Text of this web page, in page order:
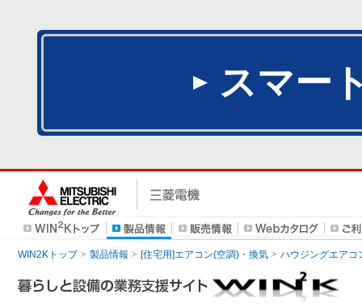
スマー
WIN2Kトップ 製品情報 [住宅用]エアコン(空調)・換気 ハウジングエアコ